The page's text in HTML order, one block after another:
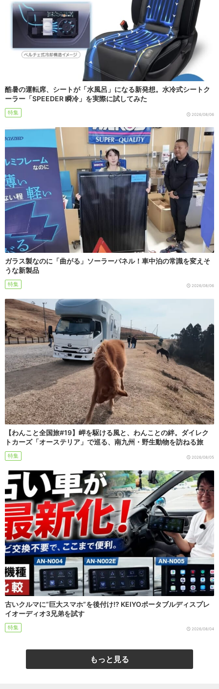
酷暑の運転席、シートが「水風呂」になる新発想。水冷式シートク
ーラー「SPEEDER 瞬冷」を実際に試してみた
特集 2026/08/06
ガラス製なのに「曲がる」ソーラーパネル！車中泊の常識を変えそ
うな新製品
特集 2026/08/06
【わんこと全国旅#19】岬を駆ける風と、わんことの絆。ダイレク
トカーズ「オーステリア」で巡る、南九州・野生動物を訪ねる旅
特集 2026/08/05
古いクルマに“巨大スマホ”を後付け!? KEIYOポータブルディスプレ
イオーディオ3兄弟を試す
特集 2026/08/04
もっと見る